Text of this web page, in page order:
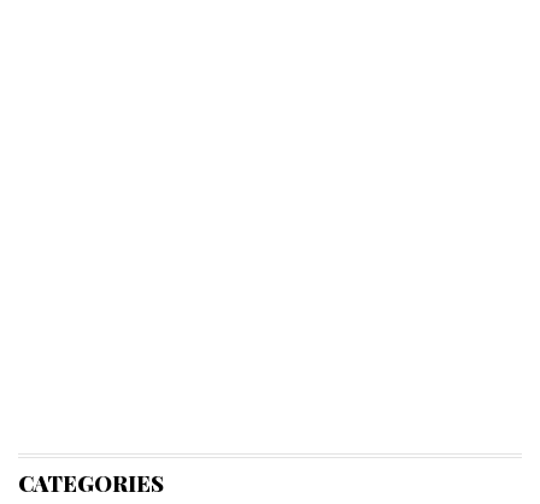
CATEGORIES